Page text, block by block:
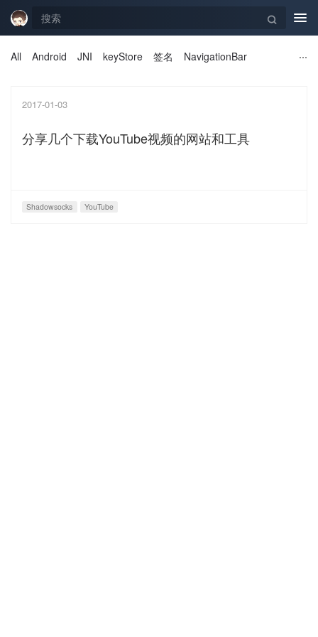
All
Android JNI keyStore 签名 NavigationBar
2017-01-03
分享几个下载YouTube视频的网站和工具
Shadowsocks YouTube